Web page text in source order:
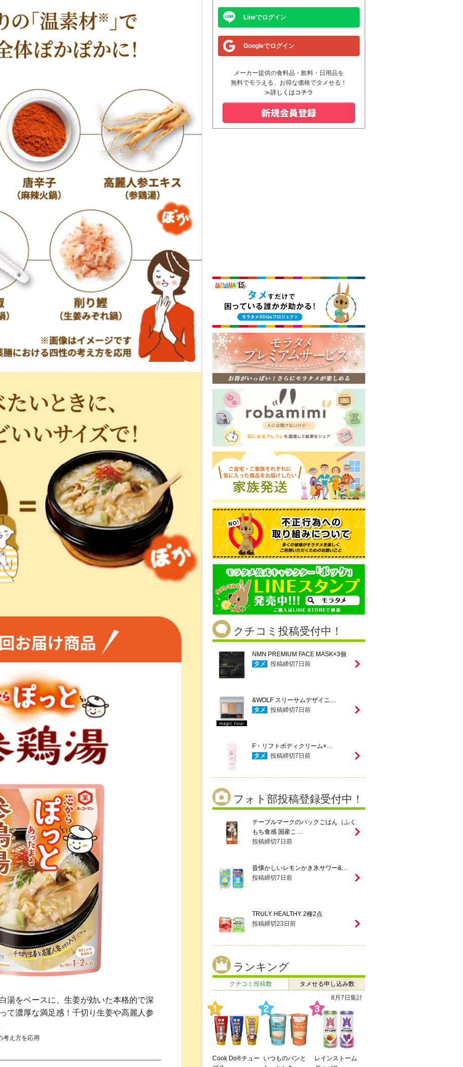
湯をベースに、生姜が効いた本格的で深
て濃厚な満足感！千切り生姜や高麗人参
考え方を応用
Lineでログイン
Googleでログイン
メーカー提供の食料品・飲料・日用品を
無料でモラえる、お得な価格でタメせる！
≫詳しくはコチラ
クチコミ投稿受付中！
NMN PREMIUM FACE MASK×3個
タメ
投稿締切7 日前
&WOLF スリーサムデザイニ…
タメ
投稿締切7 日前
F・リフトボディクリーム×…
タメ
投稿締切7 日前
フォト部投稿登録受付中！
テーブルマークのパックごはん（ふく
もち食感 国産こ…
投稿締切7 日前
昔懐かしいレモンかき氷サワー&…
投稿締切7 日前
TRULY HEALTHY 2種2点
投稿締切23 日前
ランキング
クチコミ投稿数
タメせる申し込み数
7月27日 ～ 8月2日
Cook Do®チュー
辻利 お濃い抹茶
enn you3種飲み